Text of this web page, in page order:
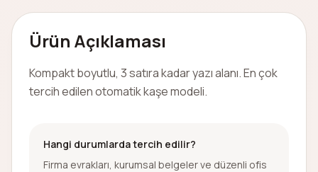
Ürün Açıklaması
Kompakt boyutlu, 3 satıra kadar yazı alanı. En çok
tercih edilen otomatik kaşe modeli.
Hangi durumlarda tercih edilir?
Firma evrakları, kurumsal belgeler ve düzenli ofis